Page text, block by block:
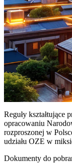
Reguły
opracowaniu
rozproszonej w
udziału OZE w
Dokumenty do